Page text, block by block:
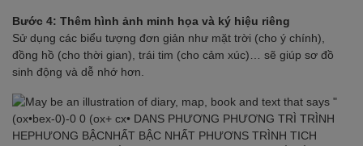
Bước 4: Thêm hình ảnh minh họa và ký hiệu riêng
Sử dụng các biểu tượng đơn giản như mặt trời (cho ý chính),
đồng hồ (cho thời gian), trái tim (cho cảm xúc)… sẽ giúp sơ đồ
sinh động và dễ nhớ hơn.